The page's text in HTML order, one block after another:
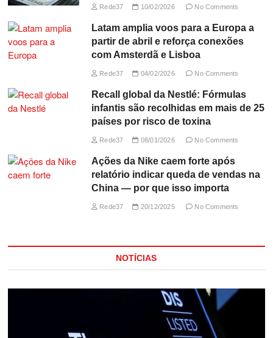
Rede37 10/02/2026 No Comments
Latam amplia voos para a Europa a
partir de abril e reforça conexões
com Amsterdã e Lisboa
Rede37 04/02/2026 No Comments
Recall global da Nestlé: Fórmulas
infantis são recolhidas em mais de 25
países por risco de toxina
Rede37 08/01/2026 No Comments
Ações da Nike caem forte após
relatório indicar queda de vendas na
China — por que isso importa
Rede37 20/12/2025 No Comments
NOTÍCIAS